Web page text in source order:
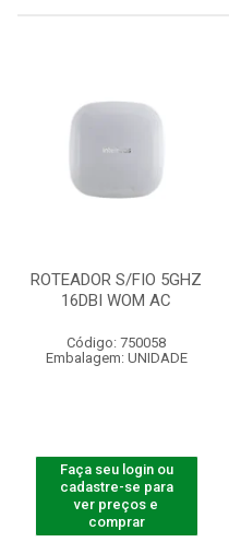
ROTEADOR S/FIO 5GHZ
16DBI WOM AC
Código: 750058
Embalagem: UNIDADE
Faça seu login ou
cadastre-se para
ver preços e
comprar